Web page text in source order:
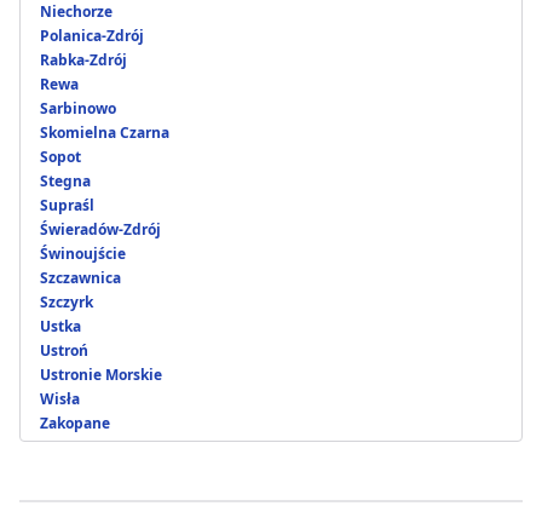
Niechorze
Polanica-Zdrój
Rabka-Zdrój
Rewa
Sarbinowo
Skomielna Czarna
Sopot
Stegna
Supraśl
Świeradów-Zdrój
Świnoujście
Szczawnica
Szczyrk
Ustka
Ustroń
Ustronie Morskie
Wisła
Zakopane